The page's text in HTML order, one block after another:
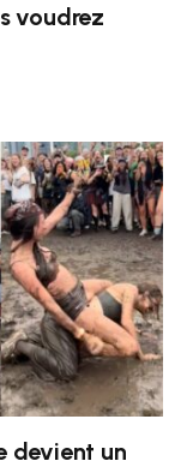
voudrez
devient un